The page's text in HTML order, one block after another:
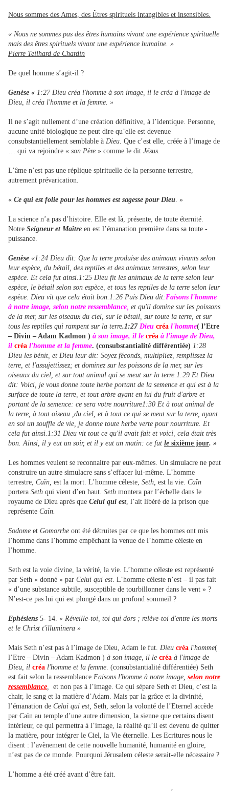
Nous sommes des Ames, des Êtres spirituels intangibles et insensibles.
« Nous ne sommes pas des êtres humains vivant une expérience spirituelle
mais des êtres spirituels vivant une expérience humaine. »
Pierre Teilhard de Chardin
De quel homme s’agit-il ?
Genèse « 1:27 Dieu créa l'homme à son image, il le créa à l'image de
Dieu, il créa l'homme et la femme. »
Il ne s’agit nullement d’une création définitive, à l’identique. Personne,
aucune unité biologique ne peut dire qu’elle est devenue
consubstantiellement semblable à Dieu. Que c’est elle, créée à l’image de
… qui va rejoindre « son Père » comme le dit Jésus.
L’âme n’est pas une réplique spirituelle de la personne terrestre,
autrement prévarication.
« Ce qui est folie pour les hommes est sagesse pour Dieu. »
La science n’a pas d’histoire. Elle est là, présente, de toute éternité.
Notre Seigneur et Maître en est l’émanation première dans sa toute -
puissance.
Genèse «1:24 Dieu dit: Que la terre produise des animaux vivants selon
leur espèce, du bétail, des reptiles et des animaux terrestres, selon leur
espèce. Et cela fut ainsi.1:25 Dieu fit les animaux de la terre selon leur
espèce, le bétail selon son espèce, et tous les reptiles de la terre selon leur
espèce. Dieu vit que cela était bon.1:26 Puis Dieu dit:Faisons l'homme
à notre image, selon notre ressemblance, et qu'il domine sur les poissons
de la mer, sur les oiseaux du ciel, sur le bétail, sur toute la terre, et sur
tous les reptiles qui rampent sur la terre.1:27 Dieu créa l'homme( l’Etre
– Divin – Adam Kadmon ) à son image, il le créa à l'image de Dieu,
il créa l'homme et la femme. (consubstantialité différentiée) 1:28
Dieu les bénit, et Dieu leur dit: Soyez féconds, multipliez, remplissez la
terre, et l'assujettissez; et dominez sur les poissons de la mer, sur les
oiseaux du ciel, et sur tout animal qui se meut sur la terre.1:29 Et Dieu
dit: Voici, je vous donne toute herbe portant de la semence et qui est à la
surface de toute la terre, et tout arbre ayant en lui du fruit d'arbre et
portant de la semence: ce sera votre nourriture1:30 Et à tout animal de
la terre, à tout oiseau ,du ciel, et à tout ce qui se meut sur la terre, ayant
en soi un souffle de vie, je donne toute herbe verte pour nourriture. Et
cela fut ainsi.1:31 Dieu vit tout ce qu'il avait fait et voici, cela était très
bon. Ainsi, il y eut un soir, et il y eut un matin: ce fut le sixième jour. »
Les hommes veulent se reconnaitre par eux-mêmes. Un simulacre ne peut
construire un autre simulacre sans s’effacer lui-même. L’homme
terrestre, Caïn, est la mort. L’homme céleste, Seth, est la vie. Caïn
portera Seth qui vient d’en haut. Seth montera par l’échelle dans le
royaume de Dieu après que Celui qui est, l’ait libéré de la prison que
représente Caïn.
Sodome et Gomorrhe ont été détruites par ce que les hommes ont mis
l’homme dans l’homme empêchant la venue de l’homme céleste en
l’homme.
Seth est la voie divine, la vérité, la vie. L’homme céleste est représenté
par Seth « donné » par Celui qui est. L’homme céleste n’est – il pas fait
« d’une substance subtile, susceptible de tourbillonner dans le vent » ?
N’est-ce pas lui qui est plongé dans un profond sommeil ?
Ephésiens 5- 14. « Réveille-toi, toi qui dors ; relève-toi d'entre les morts
et le Christ t'illuminera »
Mais Seth n’est pas à l’image de Dieu, Adam le fut. Dieu créa l'homme(
l’Etre – Divin – Adam Kadmon ) à son image, il le créa à l'image de
Dieu, il créa l'homme et la femme. (consubstantialité différentiée) Seth
est fait selon la ressemblance Faisons l'homme à notre image, selon notre
ressemblance, et non pas à l’image. Ce qui sépare Seth et Dieu, c’est la
chair, le sang et la matière d’Adam. Mais par la grâce et la divinité,
l’émanation de Celui qui est, Seth, selon la volonté de l’Eternel accède
par Caïn au temple d’une autre dimension, la sienne que certains disent
intérieur, ce qui permettra à l’image, la réalité qu’il est devenu de quitter
la matière, pour intégrer le Ciel, la Vie éternelle. Les Ecritures nous le
disent : l’avènement de cette nouvelle humanité, humanité en gloire,
n’est pas de ce monde. Pourquoi Jérusalem céleste serait-elle nécessaire ?
L’homme a été créé avant d’être fait.